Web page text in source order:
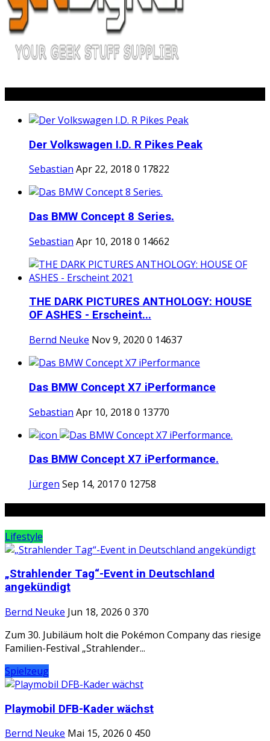
Der Volkswagen I.D. R Pikes Peak
Sebastian Apr 22, 2018 0 17822
Das BMW Concept 8 Series.
Sebastian Apr 10, 2018 0 14662
THE DARK PICTURES ANTHOLOGY: HOUSE
OF ASHES - Erscheint...
Bernd Neuke Nov 9, 2020 0 14637
Das BMW Concept X7 iPerformance
Sebastian Apr 10, 2018 0 13770
Das BMW Concept X7 iPerformance.
Jürgen Sep 14, 20170 12758
Lifestyle
„Strahlender Tag“-Event in Deutschland
angekündigt
Bernd Neuke Jun 18, 2026 0 370
Zum 30. Jubiläum holt die Pokémon Company das riesige
Familien-Festival „Strahlender...
Spielzeug
Playmobil DFB-Kader wächst
Bernd Neuke Mai 15, 2026 0 450